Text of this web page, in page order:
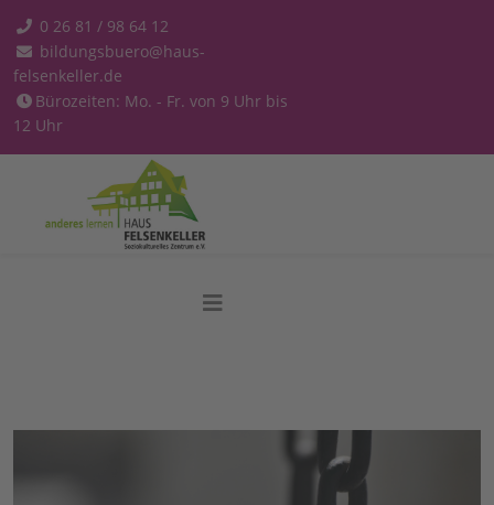
0 26 81 / 98 64 12
bildungsbuero@haus-
felsenkeller.de
Bürozeiten: Mo. - Fr. von 9 Uhr bis
12 Uhr